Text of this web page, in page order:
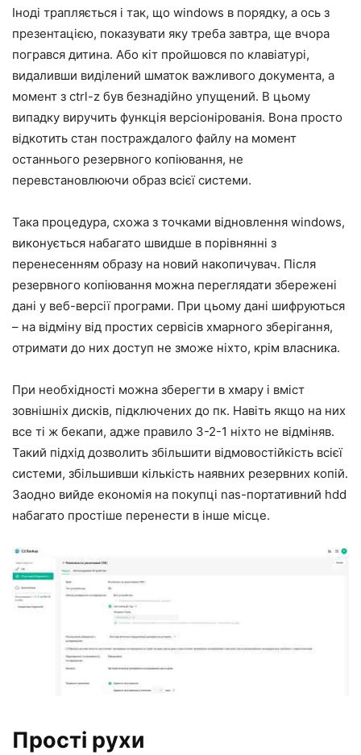
Іноді трапляється і так, що windows в порядку, а ось з
презентацією, показувати яку треба завтра, ще вчора
погрався дитина. Або кіт пройшовся по клавіатурі,
видаливши виділений шматок важливого документа, а
момент з ctrl-z був безнадійно упущений. В цьому
випадку виручить функція версіонірованія. Вона просто
відкотить стан постраждалого файлу на момент
останнього резервного копіювання, не
перевстановлюючи образ всієї системи.
Така процедура, схожа з точками відновлення windows,
виконується набагато швидше в порівнянні з
перенесенням образу на новий накопичувач. Після
резервного копіювання можна переглядати збережені
дані у веб-версії програми. При цьому дані шифруються
– на відміну від простих сервісів хмарного зберігання,
отримати до них доступ не зможе ніхто, крім власника.
При необхідності можна зберегти в хмару і вміст
зовнішніх дисків, підключених до пк. Навіть якщо на них
все ті ж бекапи, адже правило 3-2-1 ніхто не відміняв.
Такий підхід дозволить збільшити відмовостійкість всієї
системи, збільшивши кількість наявних резервних копій.
Заодно вийде економія на покупці nas-портативний hdd
набагато простіше перенести в інше місце.
Прості рухи